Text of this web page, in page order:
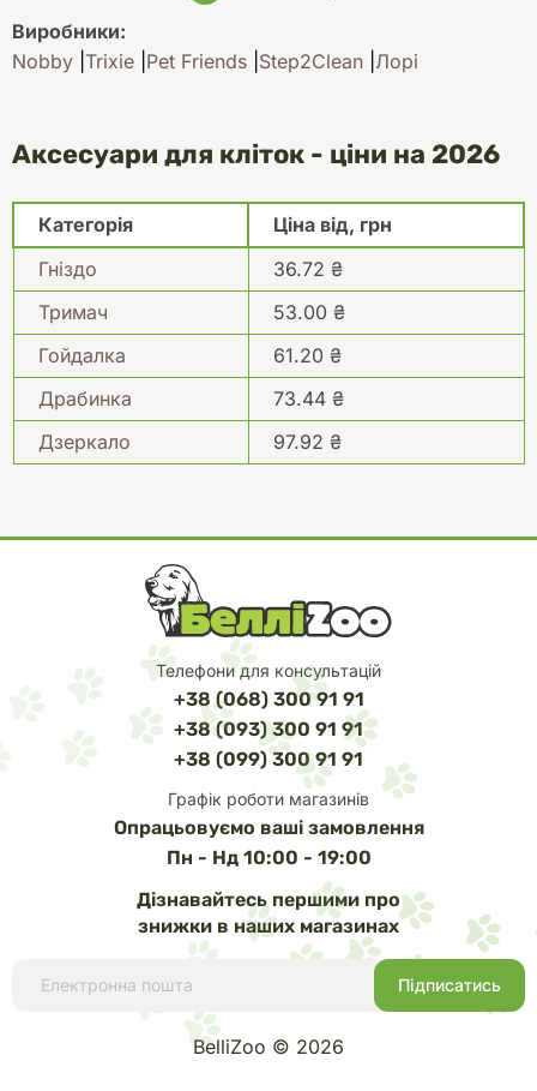
Виробники:
Nobby Trixie Pet Friends Step2Clean Лорі
Аксесуари для кліток - ціни на 2026
Категорія
Ціна від, грн
Гніздо
36.72 ₴
Тримач
53.00 ₴
Гойдалка
61.20 ₴
Драбинка
73.44 ₴
Дзеркало
97.92 ₴
Телефони для консультацій
+38 (068) 300 91 91
+38 (093) 300 91 91
+38 (099) 300 91 91
Графік роботи магазинів
Опрацьовуємо ваші замовлення
Пн - Нд 10:00 - 19:00
Дізнавайтесь першими про
знижки в наших магазинах
BelliZoo © 2026